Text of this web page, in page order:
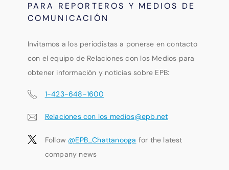
PARA REPORTEROS Y MEDIOS DE
COMUNICACIÓN
Invitamos a los periodistas a ponerse en contacto
con el equipo de Relaciones con los Medios para
obtener información y noticias sobre EPB:
1-423-648-1600
Relaciones con los medios@epb.net
Follow @EPB_Chattanooga for the latest
company news